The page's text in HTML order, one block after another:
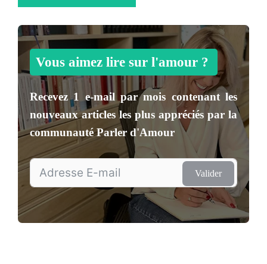
Vous aimez lire sur l'amour ?
Recevez1 e-mail par mois contenant les
nouveaux articles les plus appréciés par la
communautéParler d'Amour
Valider